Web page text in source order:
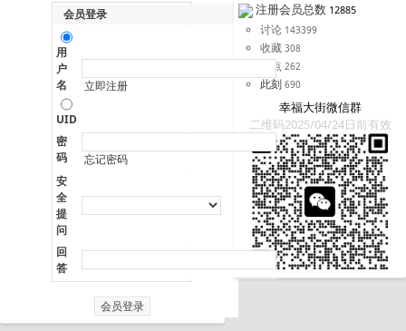
注册会员总数 12885
讨论 143399
收藏 308
据点 262
此刻 690
幸福大街微信群
二维码2025/04/24日前有效
会员登录
用
户
名
UID
立即注册
密
码
忘记密码
安
全
提
问
回
答